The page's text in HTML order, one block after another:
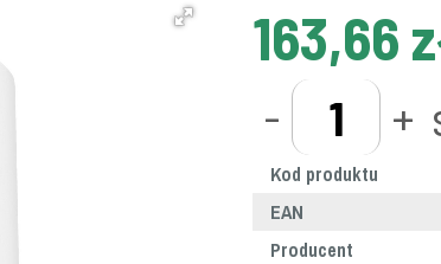
163,66
- +
Kod produktu
EAN
Producent